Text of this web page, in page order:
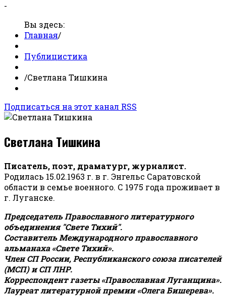
-
Вы здесь:
Главная/
Публицистика
/Светлана Тишкина
Подписаться на этот канал RSS
Светлана Тишкина
Писатель, поэт, драматург, журналист.
Родилась 15.02.1963 г. в г. Энгельс Саратовской
области в семье военного. С 1975 года проживает в
г. Луганске.
Председатель Православного литературного
объединения "Свете Тихий".
Составитель Международного православного
альманаха «Свете Тихий».
Член СП России, Республиканского союза писателей
(МСП) и СП ЛНР.
Корреспондент газеты «Православная Луганщина».
Лауреат литературной премии «Олега Бишерева».